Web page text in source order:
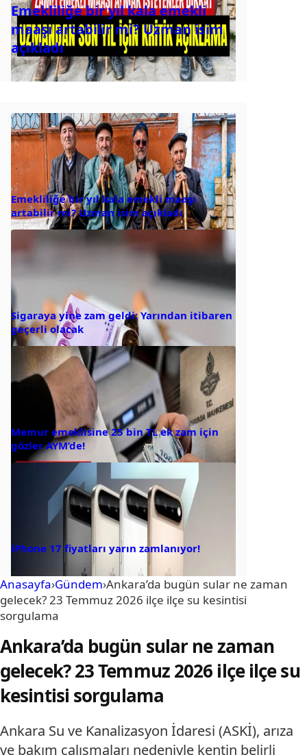
Emekliliğe bir yıl kala emekli
maaşı artabilir mi? Uzman isim
açıkladı
Emekliliğe bir yıl kala emekli maaşı
artabilir mi? Uzman isim açıkladı
Sigaraya yine zam geldi: Yarından itibaren
geçerli olacak
Memur emeklisine 25 bin TL ek zam için
gözler AYM’de!
iPhone 17 fiyatları yarın zamlanıyor!
Anasayfa›Gündem›Ankara’da bugün sular ne zaman
gelecek? 23 Temmuz 2026 ilçe ilçe su kesintisi
sorgulama
Ankara’da bugün sular ne zaman
gelecek? 23 Temmuz 2026 ilçe ilçe su
kesintisi sorgulama
Ankara Su ve Kanalizasyon İdaresi (ASKİ), arıza
ve bakım çalışmaları nedeniyle kentin belirli